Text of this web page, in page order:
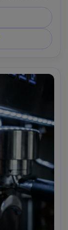
scatto con
luce,